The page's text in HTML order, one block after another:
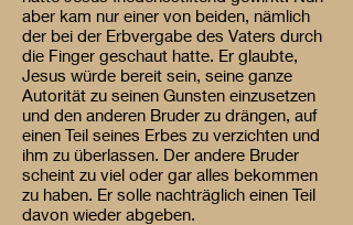
aber kam nur einer von beiden, nämlich
der bei der Erbvergabe des Vaters durch
die Finger geschaut hatte. Er glaubte,
Jesus würde bereit sein, seine ganze
Autorität zu seinen Gunsten einzusetzen
und den anderen Bruder zu drängen, auf
einen Teil seines Erbes zu verzichten und
ihm zu überlassen. Der andere Bruder
scheint zu viel oder gar alles bekommen
zu haben. Er solle nachträglich einen Teil
davon wieder abgeben.